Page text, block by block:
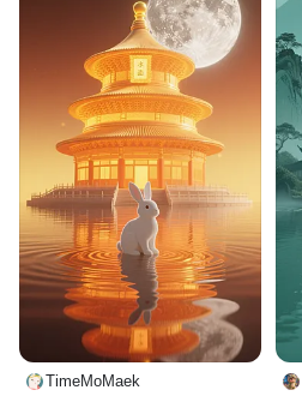
TimeMoMaek